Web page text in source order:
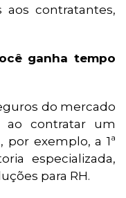
contratantes,
ganha tempo
do mercado
ao contratar um
exemplo, a 1ª
especializada,
para RH.